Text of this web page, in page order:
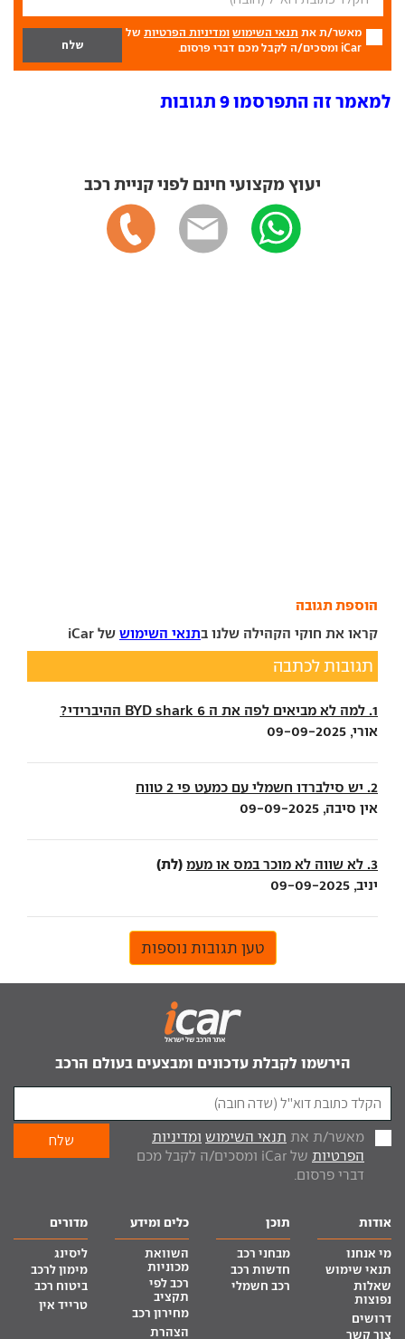
מאשר/ת את תנאי השימוש ומדיניות הפרטיות של
iCar ומסכים/ה לקבל מכם דברי פרסום.
למאמר זה התפרסמו 9 תגובות
יעוץ מקצועי חינם לפני קניית רכב
הוספת תגובה
קראו את חוקי הקהילה שלנו בתנאי השימוש של iCar
תגובות לכתבה
1. למה לא מביאים לפה את ה BYD shark 6 ההיברידי?
אורי, 09-09-2025
2. יש סילברדו חשמלי עם כמעט פי 2 טווח
אין סיבה, 09-09-2025
3. לא שווה לא מוכר במס או מעמ (לת)
יניב, 09-09-2025
טען תגובות נוספות
הירשמו לקבלת עדכונים ומבצעים בעולם הרכב
מאשר/ת את תנאי השימוש ומדיניות
הפרטיות
של iCar ומסכים/ה לקבל מכם
דברי פרסום.
אודות
מי אנחנו
תנאי שימוש
שאלות
נפוצות
דרושים
צור קשר
תוכן
מבחני רכב
חדשות רכב
רכב חשמלי
כלים ומידע
השוואת
מכוניות
רכב לפי
תקציב
מחירון רכב
הצהרת
מדורים
ליסינג
מימון לרכב
ביטוח רכב
טרייד אין